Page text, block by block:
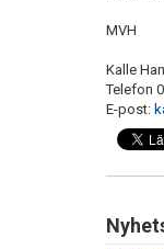
MVH
Kalle
Telefon
E-post: